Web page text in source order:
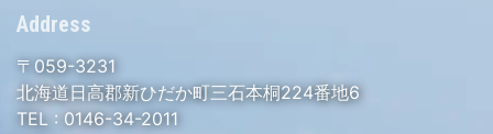
Address
〒059-3231
北海道日高郡新ひだか町三石本桐224番地6
TEL : 0146-34-2011